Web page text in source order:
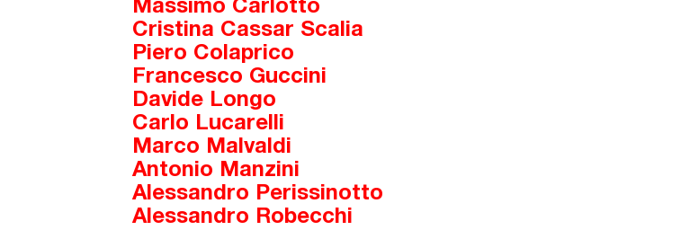
Massimo Carlotto
Cristina Cassar Scalia
Piero Colaprico
Francesco Guccini
Davide Longo
Carlo Lucarelli
Marco Malvaldi
Antonio Manzini
Alessandro Perissinotto
Alessandro Robecchi